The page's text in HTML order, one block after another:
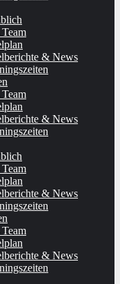
& News
& News
& News
& News